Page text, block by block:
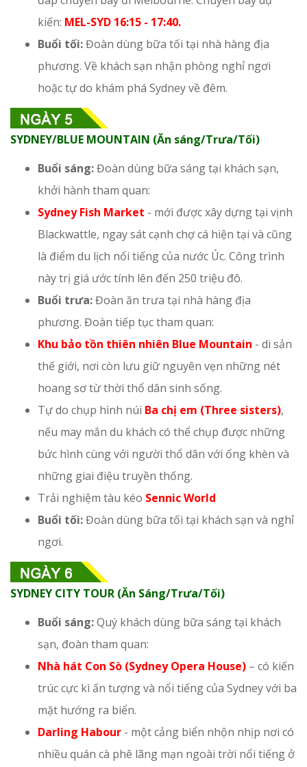
kiến: MEL-SYD 16:15 - 17:40.
Buổi tối:Đoàn dùng bữa tối tại nhà hàng địa
phương. Về khách sạn nhận phòng nghỉ ngơi
hoặc tự do khám phá Sydney về đêm.
SYDNEY/BLUE MOUNTAIN (Ăn sáng/Trưa/Tối)
Buổi sáng:Đoàn dùng bữa sáng tại khách sạn,
khởi hành tham quan:
Sydney Fish Market - mới được xây dựng tại vịnh
Blackwattle, ngay sát cạnh chợ cá hiện tại và cũng
là điểm du lịch nổi tiếng của nước Úc. Công trình
này trị giá ước tính lên đến 250 triệu đô.
Buổi trưa:Đoàn ăn trưa tại nhà hàng địa
phương. Đoàn tiếp tục tham quan:
Khu bảo tồn thiên nhiên Blue Mountain - di sản
thế giới, nơi còn lưu giữ nguyên vẹn những nét
hoang sơ từ thời thổ dân sinh sống.
Tự do chụp hình núi Ba chị em (Three sisters),
nếu may mắn du khách có thể chụp được những
bức hình cùng với người thổ dân với ống khèn và
những giai điệu truyền thống.
Trải nghiệm tàu kéo Sennic World
Buổi tối:Đoàn dùng bữa tối tại khách sạn và nghỉ
ngơi.
SYDNEY CITY TOUR (Ăn Sáng/Trưa/Tối)
Buổi sáng:Quý khách dùng bữa sáng tại khách
sạn, đoàn tham quan:
Nhà hát Con Sò (Sydney Opera House) – có kiến
trúc cực kì ấn tượng và nổi tiếng của Sydney với ba
mặt hướng ra biển.
Darling Habour - một cảng biển nhộn nhịp nơi có
nhiều quán cà phê lãng mạn ngoài trời nổi tiếng ở